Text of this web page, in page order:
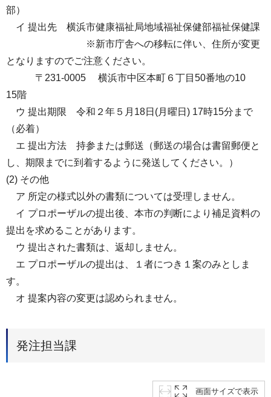
部）
イ 提出先 横浜市健康福祉局地域福祉保健部福祉保健課
※新市庁舎への移転に伴い、住所が変更
となりますのでご注意ください。
〒231-0005 横浜市中区本町６丁目50番地の10
15階
ウ 提出期限 令和２年５月18日(月曜日) 17時15分まで
（必着）
エ 提出方法 持参または郵送（郵送の場合は書留郵便と
し、期限までに到着するように発送してください。）
(2) その他
ア 所定の様式以外の書類については受理しません。
イ プロポーザルの提出後、本市の判断により補足資料の
提出を求めることがあります。
ウ 提出された書類は、返却しません。
エ プロポーザルの提出は、１者につき１案のみとしま
す。
オ 提案内容の変更は認められません。
発注担当課
画面サイズで表示